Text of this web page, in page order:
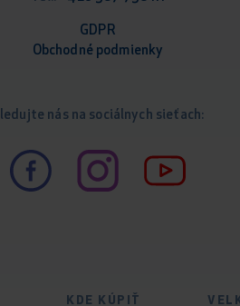
GDPR
Obchodné podm ienky
nás na sociálnych sieťach:
KDE KÚPIŤ